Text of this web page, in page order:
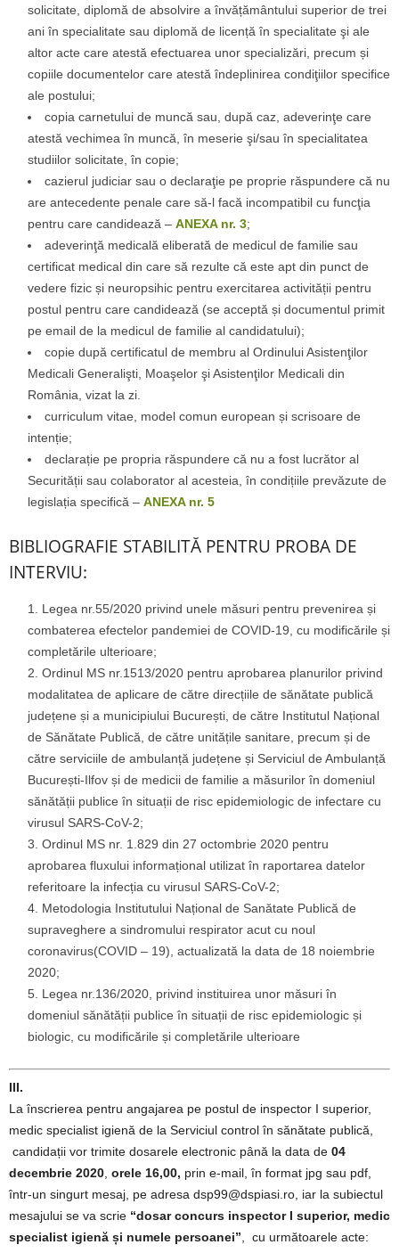
solicitate, diplomă de absolvire a învățământului superior de trei
ani în specialitate sau diplomă de licență în specialitate şi ale
altor acte care atestă efectuarea unor specializări, precum și
copiile documentelor care atestă îndeplinirea condiţiilor specifice
ale postului;
copia carnetului de muncă sau, după caz, adeverinţe care
atestă vechimea în muncă, în meserie şi/sau în specialitatea
studiilor solicitate, în copie;
cazierul judiciar sau o declaraţie pe proprie răspundere că nu
are antecedente penale care să-l facă incompatibil cu funcţia
pentru care candidează – ANEXA nr. 3;
adeverinţă medicală eliberată de medicul de familie sau
certificat medical din care să rezulte că este apt din punct de
vedere fizic și neuropsihic pentru exercitarea activității pentru
postul pentru care candidează (se acceptă și documentul primit
pe email de la medicul de familie al candidatului);
copie după certificatul de membru al Ordinului Asistenţilor
Medicali Generalişti, Moaşelor şi Asistenţilor Medicali din
România, vizat la zi.
curriculum vitae, model comun european și scrisoare de
intenție;
declarație pe propria răspundere că nu a fost lucrător al
Securității sau colaborator al acesteia, în condițiile prevăzute de
legislația specifică – ANEXA nr. 5
BIBLIOGRAFIE STABILITĂ PENTRU PROBA DE
INTERVIU:
Legea nr.55/2020 privind unele măsuri pentru prevenirea și
combaterea efectelor pandemiei de COVID-19, cu modificările și
completările ulterioare;
Ordinul MS nr.1513/2020 pentru aprobarea planurilor privind
modalitatea de aplicare de către direcțiile de sănătate publică
județene și a municipiului București, de către Institutul Național
de Sănătate Publică, de către unitățile sanitare, precum și de
către serviciile de ambulanță județene și Serviciul de Ambulanță
București-Ilfov și de medicii de familie a măsurilor în domeniul
sănătății publice în situații de risc epidemiologic de infectare cu
virusul SARS-CoV-2;
Ordinul MS nr. 1.829 din 27 octombrie 2020 pentru
aprobarea fluxului informațional utilizat în raportarea datelor
referitoare la infecția cu virusul SARS-CoV-2;
Metodologia Institutului Național de Sanătate Publică de
supraveghere a sindromului respirator acut cu noul
coronavirus(COVID – 19), actualizată la data de 18 noiembrie
2020;
Legea nr.136/2020, privind instituirea unor măsuri în
domeniul sănătății publice în situații de risc epidemiologic și
biologic, cu modificările și completările ulterioare
III.
La înscrierea pentru angajarea pe postul de inspector I superior,
medic specialist igienă de la Serviciul control în sănătate publică,
candidații vor trimite dosarele electronic până la data de 04
decembrie 2020 orele 16,00, prin e-mail, în format jpg sau pdf,
într-un singurt mesaj, pe adresa dsp99@dspiasi.ro, iar la subiectul
mesajului se va scrie “dosar concurs inspector I superior, medic
specialist igienă și numele persoanei” , cu următoarele acte: